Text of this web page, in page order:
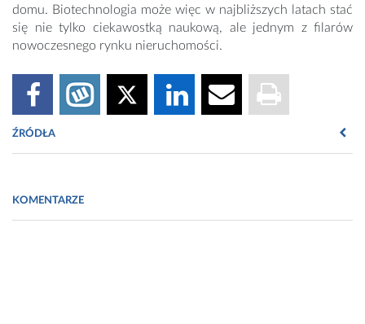
domu. Biotechnologia może więc w najbliższych latach stać
się nie tylko ciekawostką naukową, ale jednym z filarów
nowoczesnego rynku nieruchomości.
ŹRÓDŁA
zr%C3%B3wnowa%C5%BCony-rozw%C3%B3j-5591476/
KOMENTARZE